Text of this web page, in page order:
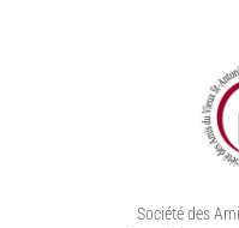
Société des